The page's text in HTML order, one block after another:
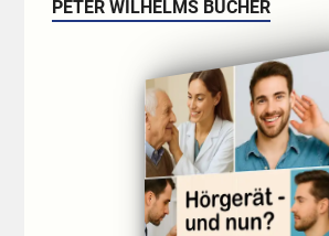
PETER WILHELMS BÜCHER